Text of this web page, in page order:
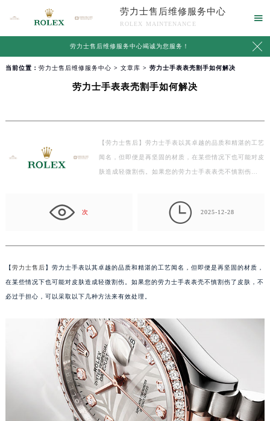
劳力士售后维修服务中心
ROLEX MAINTENANCE

劳力士售后维修服务中心竭诚为您服务！ 
当前位置： 劳力士售后维修服务中心 > 文章库 > 劳力士手表表壳割手如何解决
劳力士手表表壳割手如何解决
【劳力士售后】劳力士手表以其卓越的品质和精湛的工艺
闻名，但即便是再坚固的材质，在某些情况下也可能对皮
肤造成轻微割伤。如果您的劳力士手表表壳不慎割伤…
次  2025-12-28
【劳力士售后】劳力士手表以其卓越的品质和精湛的工艺闻名，但即便是再坚固的材质，
在某些情况下也可能对皮肤造成轻微割伤。如果您的劳力士手表表壳不慎割伤了皮肤，不
必过于担心，可以采取以下几种方法来有效处理。